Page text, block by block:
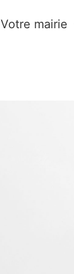
Votre mairie